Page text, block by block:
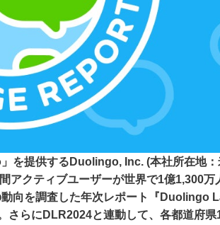
を提供するDuolingo, Inc. (本社所在地：
アクティブユーザーが世界で1億1,300万
向を調査した年次レポート『Duolingo
さらにDLR2024と連動して、各都道府県